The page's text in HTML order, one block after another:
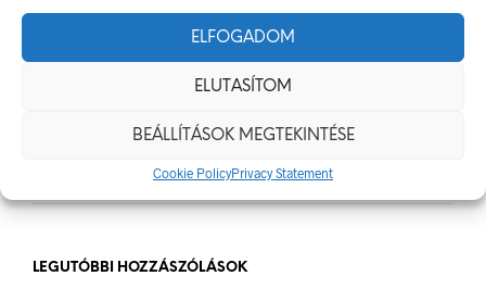
ELFOGADOM
ELUTASÍTOM
BEÁLLÍTÁSOK MEGTEKINTÉSE
Cookie PolicyPrivacy Statement
A Biztonságos Hulladékgazdálkodás: A Hulladékgyűjtő
Ellenőrzés És Tudatosság Fontossága
LEGUTÓBBI HOZZÁSZÓLÁSOK